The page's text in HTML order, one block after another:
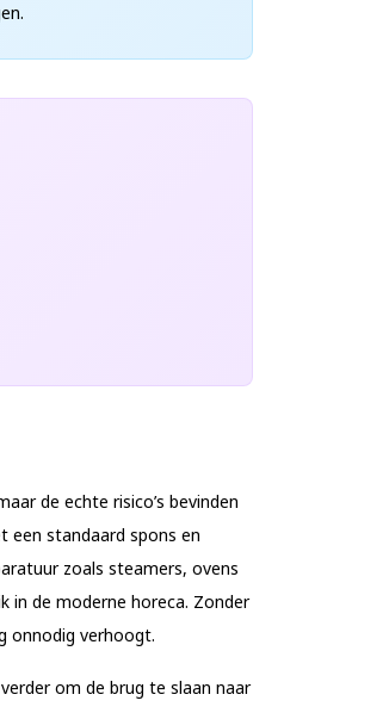
de echte risico’s bevinden
een standaard spons en
zoals steamers, ovens
in de moderne horeca. Zonder
onnodig verhoogt.
om de brug te slaan naar